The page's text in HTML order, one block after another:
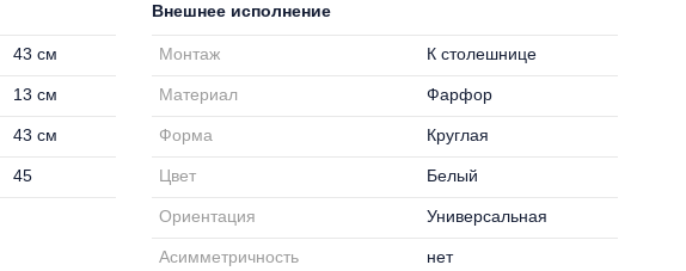
43 см
13 см
43 см
45
Внешнее исполнение
Монтаж К столешнице
Материал Фарфор
Форма Круглая
Цвет Белый
Ориентация Универсальная
Асимметричность нет